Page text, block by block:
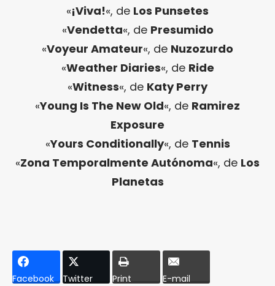
«¡Viva!«, de Los Punsetes
«Vendetta«, de Presumido
«Voyeur Amateur«, de Nuzozurdo
«Weather Diaries«, de Ride
«Witness«, de Katy Perry
«Young Is The New Old«, de Ramirez
Exposure
«Yours Conditionally«, de Tennis
«Zona Temporalmente Autónoma«, de Los
Planetas
Facebook Twitter Print E-mail